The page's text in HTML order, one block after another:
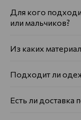
Для кого
или мальчиков?
Из каких
Подходит ли
Есть ли доставка